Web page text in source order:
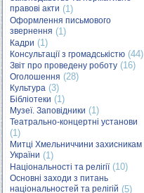
правові акти (1)
Оформлення письмового
звернення (1)
Кадри (1)
Консультації з громадськістю (44)
Звіт про проведену роботу (16)
Оголошення (28)
Культура (3)
Бібліотеки (1)
Музеї. Заповідники (1)
Театрально-концертні установи
(1)
Митці Хмельниччини захисникам
України (1)
Національності та релігії(10)
Основні заходи з питань
національностей та релігій (5)